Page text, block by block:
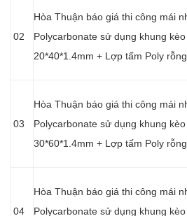
02
Hòa Thuận báo giá thi công mái
Polycarbonate sử dụng khung
20*40*1.4mm + Lợp tấm Poly
03
Hòa Thuận báo giá thi công mái
Polycarbonate sử dụng khung
30*60*1.4mm + Lợp tấm Poly
04
Hòa Thuận báo giá thi công mái
Polycarbonate sử dụng khung